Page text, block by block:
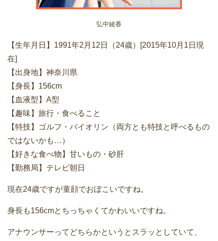
弘中綾香
【生年月日】1991年2月12日（24歳）[2015年10月1日現
在]
【出身地】神奈川県
【身長】156cm
【血液型】A型
【趣味】旅行・食べること
【特技】ゴルフ・バイオリン（両方とも特技と呼べるもの
ではないかも…）
【好きな食べ物】甘いもの・砂肝
【勤務局】テレビ朝日
現在24歳ですが童顔でおぼこいですね。
身長も156cmとちっちゃくてかわいいですね。
アナウンサーってどちらかというとスラッとしていて、